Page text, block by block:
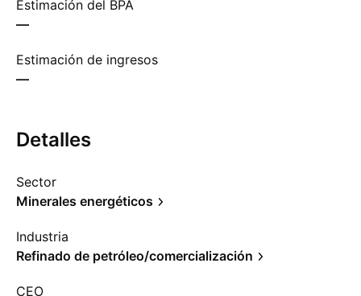
Estimación del BPA
—
Estimación de ingresos
—
Detalles
Sector
Minerales energéticos
Industria
Refinado de petróleo/comercialización
CEO